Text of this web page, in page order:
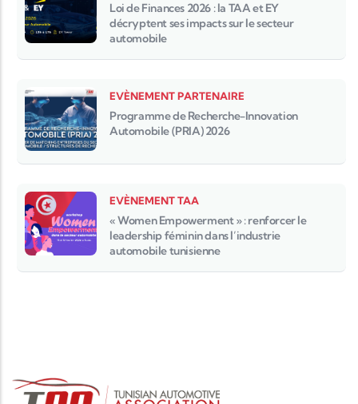
Loi de Finances 2026 : la TAA et EY
décryptent ses impacts sur le secteur
automobile
EVÈNEMENT PARTENAIRE
Programme de Recherche-Innovation
Automobile (PRIA) 2026
EVÈNEMENT TAA
« Women Empowerment » : renforcer le
leadership féminin dans l’industrie
automobile tunisienne